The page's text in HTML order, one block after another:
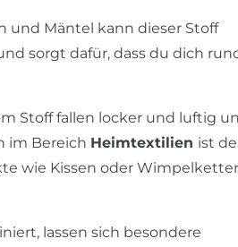
und Mäntel kann dieser Stoff
sorgt dafür, dass du dich
Stoff fallen locker und luftig
im Bereich Heimtextilien ist
wie Kissen oder
lassen sich besondere